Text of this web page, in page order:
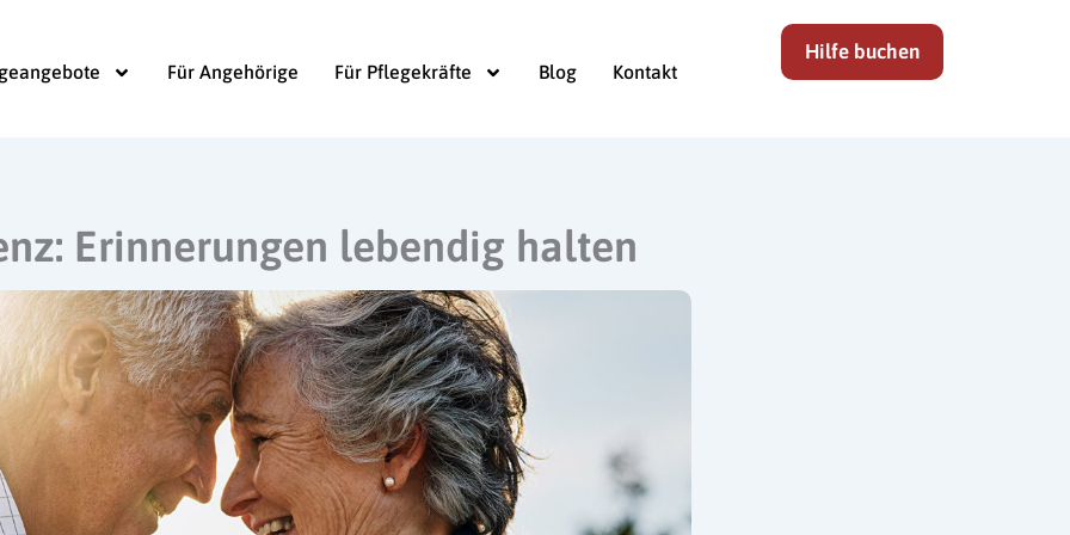
Für Angehörige Für Pflegekräfte Blog Kontakt
Hilfe buchen
Erinnerungen lebendig halten